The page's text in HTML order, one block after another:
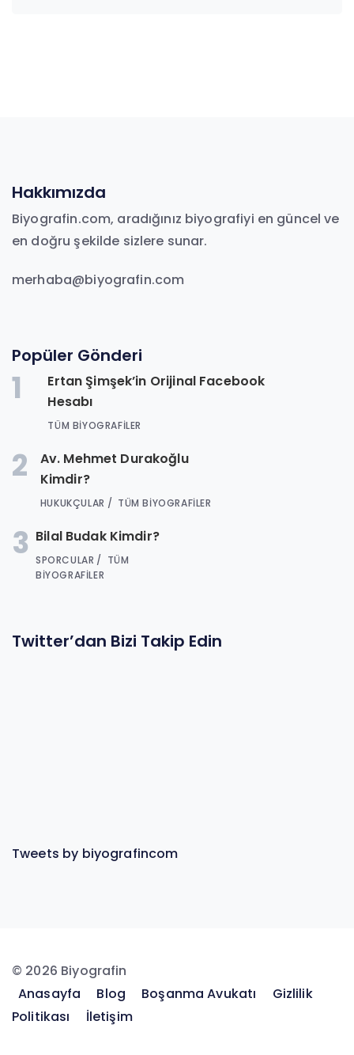
Hakkımızda
Biyografin.com, aradığınız biyografiyi en güncel ve
en doğru şekilde sizlere sunar.
merhaba@biyografin.com
Popüler Gönderi
1
Ertan Şimşek’in Orijinal Facebook
Hesabı
TÜM BIYOGRAFILER
2
Av. Mehmet Durakoğlu
Kimdir?
HUKUKÇULAR TÜM BIYOGRAFILER
3 Bilal Budak Kimdir?
SPORCULAR
TÜM
BIYOGRAFILER
Twitter’dan Bizi Takip Edin
Tweets by biyografincom
© 2026 Biyografin
Anasayfa
Blog Boşanma Avukatı
Gizlilik
Politikası
İletişim